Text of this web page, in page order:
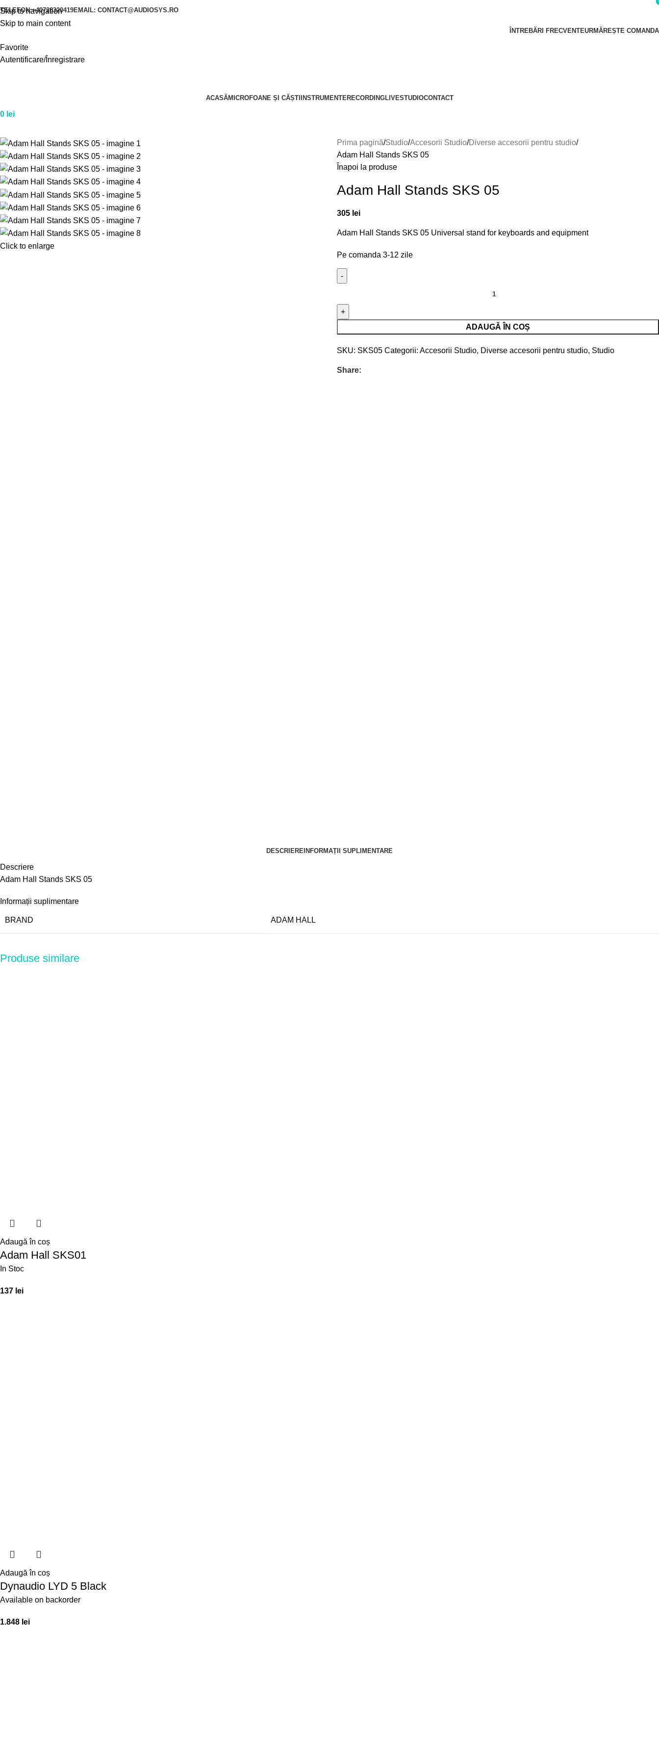
Skip to navigation
Skip to main content
TELEFON:+40728320419EMAIL: CONTACT@AUDIOSYS.RO
ÎNTREBĂRI FRECVENTEURMĂREȘTE COMANDA
Favorite
Autentificare/Înregistrare
ACASĂMICROFOANE ȘI CĂȘTIINSTRUMENTERECORDINGLIVESTUDIOCONTACT
0 lei
Click to enlarge
Prima pagină Studio Accesorii Studio Diverse accesorii pentru studio
Adam Hall Stands SKS 05
Înapoi la produse
Adam Hall Stands SKS 05
305 lei
Adam Hall Stands SKS 05 Universal stand for keyboards and equipment
Pe comanda 3-12 zile
ADAUGĂ ÎN COȘ
SKU: SKS05 Categorii: Accesorii Studio, Diverse accesorii pentru studio, Studio
Share:
DESCRIERE INFORMAȚII SUPLIMENTARE
Descriere
Adam Hall Stands SKS 05
Informații suplimentare
BRAND ADAM HALL
Produse similare
Adaugă în coș
Adam Hall SKS01
In Stoc
137 lei
Adaugă în coș
Dynaudio LYD 5 Black
Available on backorder
1.848 lei